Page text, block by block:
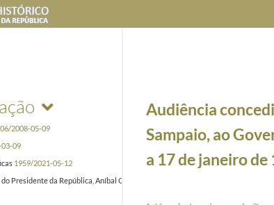
2008-05-09
09
1959/2021-05-12
Presidente da República, Aníbal Cavaco Silva e Maria Cavaco Silva, a 5 de
Audiência
Sampaio, ao
a 17 de janeiro de